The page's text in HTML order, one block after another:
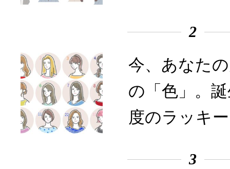
2
今、あなた
の「色」。
度のラッキ
3